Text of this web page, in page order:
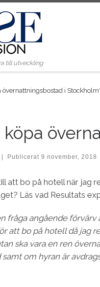
till utveckling
övernattningsbostad i
köpa
Publicerat 9 november, 2018
att bo på hotell när jag
Läs vad Resultats
fråga angående
att bo på hotell då jag
ska vara en ren
om hyran är